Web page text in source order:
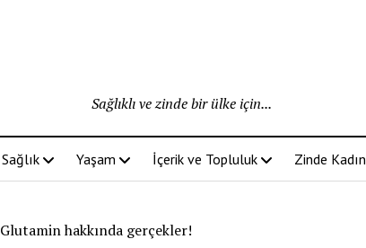
Sağlıklı ve zinde bir ülke için...
Sağlık Yaşam İçerik ve Topluluk Zinde Kadın
Glutamin hakkında gerçekler!